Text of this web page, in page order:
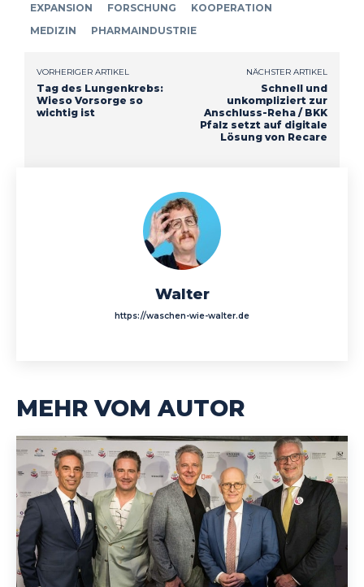
EXPANSION
FORSCHUNG
KOOPERATION
MEDIZIN
PHARMAINDUSTRIE
VORHERIGER ARTIKEL
Tag des Lungenkrebs:
Wieso Vorsorge so
wichtig ist
NÄCHSTER ARTIKEL
Schnell und
unkompliziert zur
Anschluss-Reha / BKK
Pfalz setzt auf digitale
Lösung von Recare
Walter
https://waschen-wie-walter.de
MEHR VOM AUTOR